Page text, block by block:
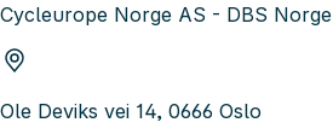
Cycleurope Norge AS - DBS Norge
Ole Deviks vei 14, 0666 Oslo